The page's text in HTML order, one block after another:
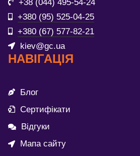
+38 (044) 495-54-24
+380 (95) 525-04-25
+380 (67) 577-82-21
kiev@gc.ua
НАВІГАЦІЯ
Блог
Сертифікати
Відгуки
Мапа сайту